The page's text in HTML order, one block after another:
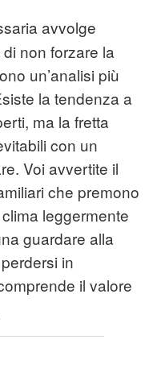
avvolge
non forzare la
un’analisi più
la tendenza a
ma la fretta
con un
Voi avvertite il
che premono
leggermente
guardare alla
in
il valore